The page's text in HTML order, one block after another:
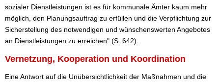
sozialer Dienstleistungen ist es für kommunale Ämter kaum mehr
möglich, den Planungsauftrag zu erfüllen und die Verpflichtung zur
Sicherstellung des notwendigen und wünschenswerten Angebotes
an Dienstleistungen zu erreichen" (S. 642).
Vernetzung, Kooperation und Koordination
Eine Antwort auf die Unübersichtlichkeit der Maßnahmen und die